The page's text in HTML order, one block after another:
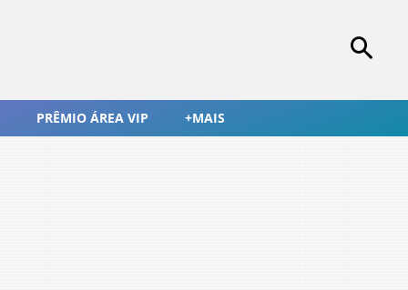
PRÊMIO ÁREA VIP +MAIS